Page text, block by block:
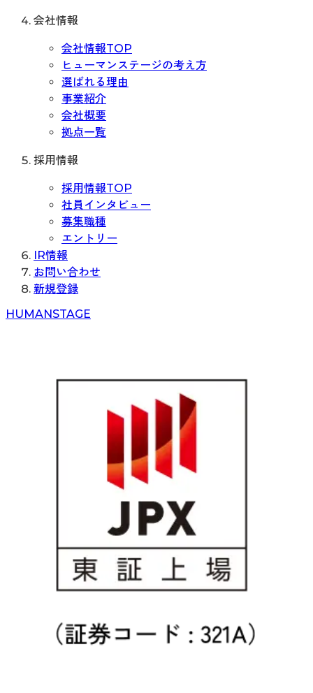
会社情報
会社情報TOP
ヒューマンステージの考え方
選ばれる理由
事業紹介
会社概要
拠点一覧
採用情報
採用情報TOP
社員インタビュー
募集職種
エントリー
IR情報
お問い合わせ
新規登録
HUMANSTAGE